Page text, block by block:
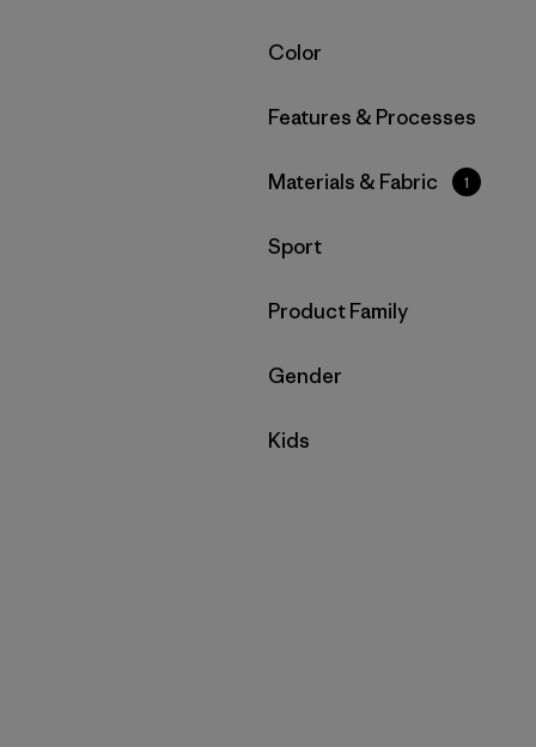
Filtrar por
Color
Filtrar por
Features & Processes
Filtrar por
Materials & Fabric 1
Filtrar por
Sport
Filtrar por
Product Family
Filtrar por
Gender
Filtrar por
Kids